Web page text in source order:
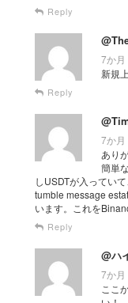
Reply
7か月
新規
Reply
7か月
あり
簡単
しUSDTが入ってい
tumble message
います。これを
Reply
@ハ
7か月
ここ